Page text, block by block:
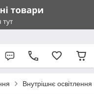
Внутрішнє освітлення